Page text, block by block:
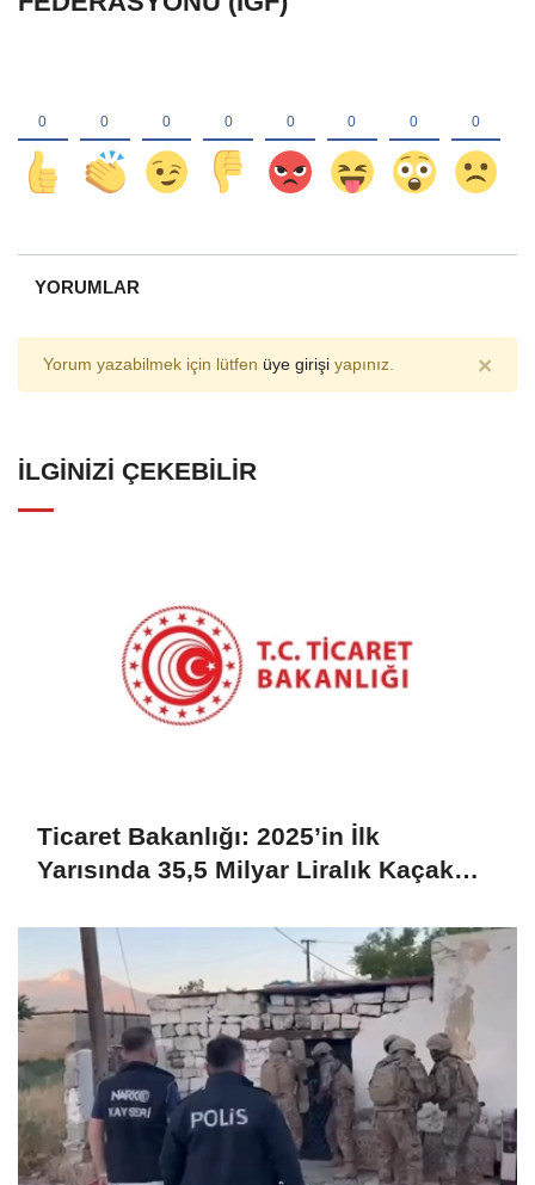
YORUMLAR
Yorum yazabilmek için lütfen üye girişi yapınız. ×
İLGINIZI ÇEKEBILIR
Ticaret Bakanlığı: 2025’in İlk
Yarısında 35,5 Milyar Liralık Kaçak